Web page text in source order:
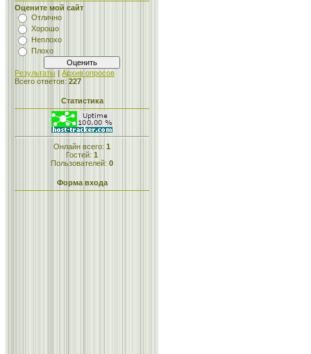
Оцените мой сайт
Отлично
Хорошо
Неплохо
Плохо
Результаты | Архив опросов
Всего ответов: 227
Статистика
Онлайн всего: 1
Гостей: 1
Пользователей: 0
Форма входа